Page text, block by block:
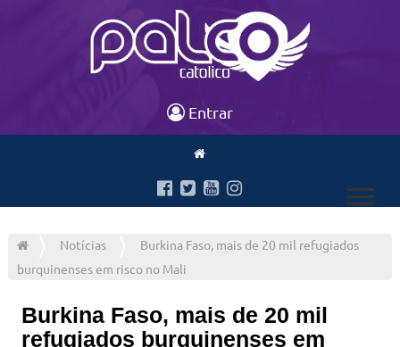
Entrar
Notícias
Burkina Faso, mais de 20 mil refugiados
burquinenses em risco no Mali
Burkina Faso, mais de 20 mil
refugiados burquinenses em